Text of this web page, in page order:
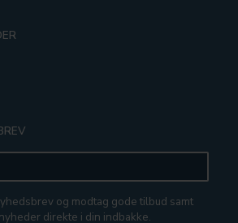
og modtag gode tilbud samt
direkte i din indbakke.